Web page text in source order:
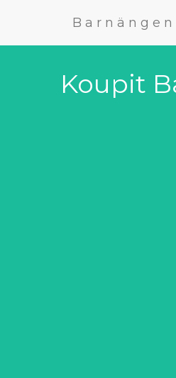
Barnängen
Koupit